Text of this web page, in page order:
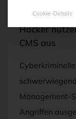
Hacker
CMS aus
Management-
Angriffen
Cookie-Details